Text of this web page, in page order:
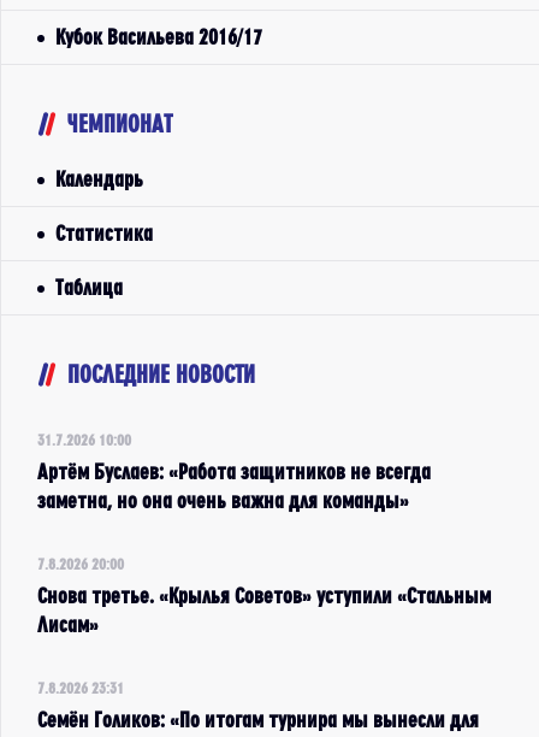
Кубок Васильева 2016/17
ЧЕМПИОНАТ
Календарь
Статистика
Таблица
ПОСЛЕДНИЕ НОВОСТИ
31.7.2026 10:00
Артём Буслаев: «Работа защитников не всегда
заметна, но она очень важна для команды»
7.8.2026 20:00
Снова третье. «Крылья Советов» уступили «Стальным
Лисам»
7.8.2026 23:31
Семён Голиков: «По итогам турнира мы вынесли для